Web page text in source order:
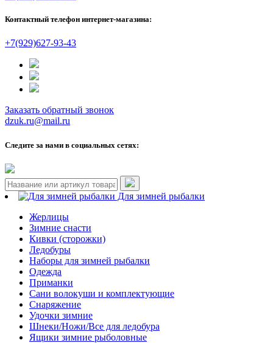
Контактный телефон интернет-магазина:
+7(929)627-93-43
Заказать обратный звонок
dzuk.ru@mail.ru
Следите за нами в социальных сетях:
Для зимней рыбалки
Жерлицы
Зимние снасти
Кивки (сторожки)
Ледобуры
Наборы для зимней рыбалки
Одежда
Приманки
Сани волокуши и комплектующие
Снаряжение
Удочки зимние
Шнеки/Ножи/Все для ледобура
Ящики зимние рыболовные